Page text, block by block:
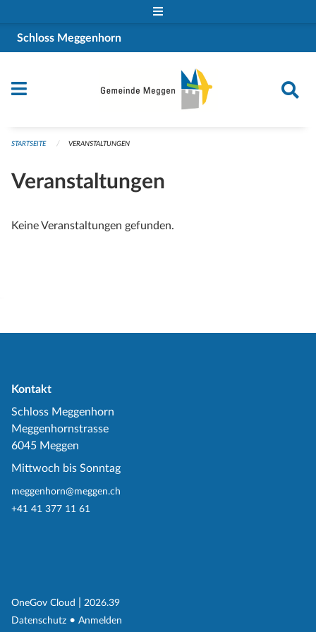
Schloss Meggenhorn
STARTSEITE VERANSTALTUNGEN
Veranstaltungen
Keine Veranstaltungen gefunden.
Kontakt
Schloss Meggenhorn
Meggenhornstrasse
6045 Meggen
Mittwoch bis Sonntag
meggenhorn@meggen.ch
+41 41 377 11 61
OneGov Cloud (External Link)
2026.39
Datenschutz (External Link)
Anmelden